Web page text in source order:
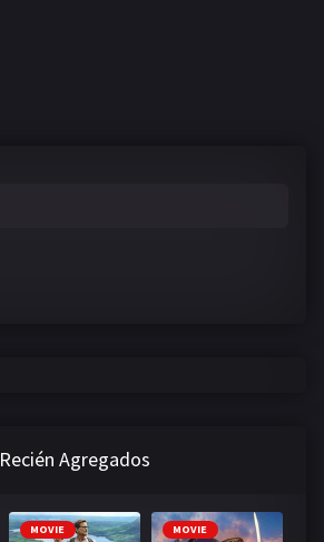
Recién Agregados
MOVIE MOVIE